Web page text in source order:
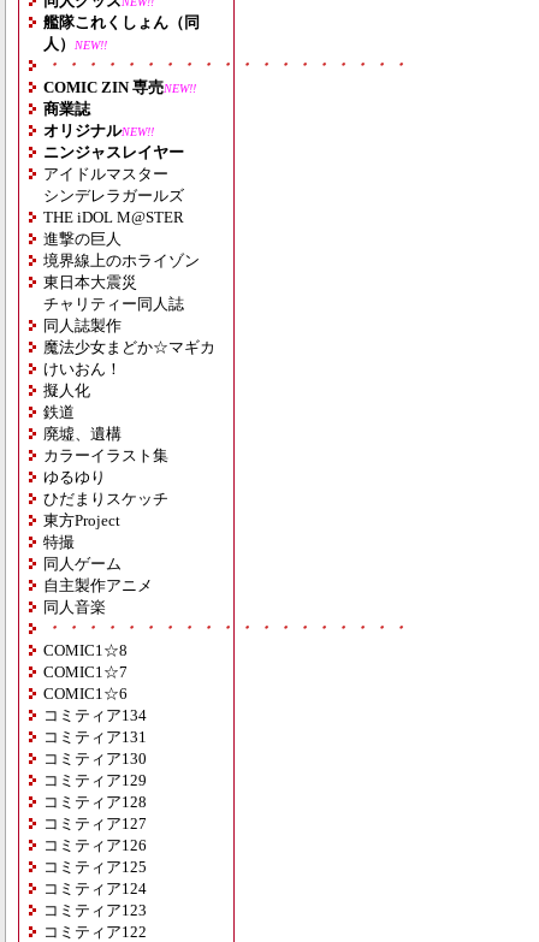
艦隊これくしょん（同
人）
NEW!!
・・・・・・・・・・・・・・・・・・・
COMIC ZIN 専売NEW!!
商業誌
オリジナルNEW!!
ニンジャスレイヤー
アイドルマスター
シンデレラガールズ
THE iDOL M@STER
進撃の巨人
境界線上のホライゾン
東日本大震災
チャリティー同人誌
同人誌製作
魔法少女まどか☆マギカ
けいおん！
擬人化
鉄道
廃墟、遺構
カラーイラスト集
ゆるゆり
ひだまりスケッチ
東方Project
特撮
同人ゲーム
自主製作アニメ
同人音楽
・・・・・・・・・・・・・・・・・・・
COMIC1☆8
COMIC1☆7
COMIC1☆6
コミティア134
コミティア131
コミティア130
コミティア129
コミティア128
コミティア127
コミティア126
コミティア125
コミティア124
コミティア123
コミティア122